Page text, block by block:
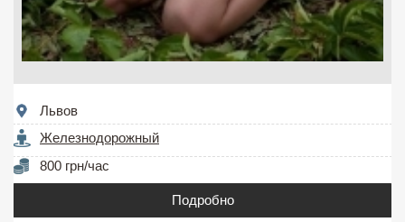
Львов
Железнодорожный
800 грн/час
Подробно